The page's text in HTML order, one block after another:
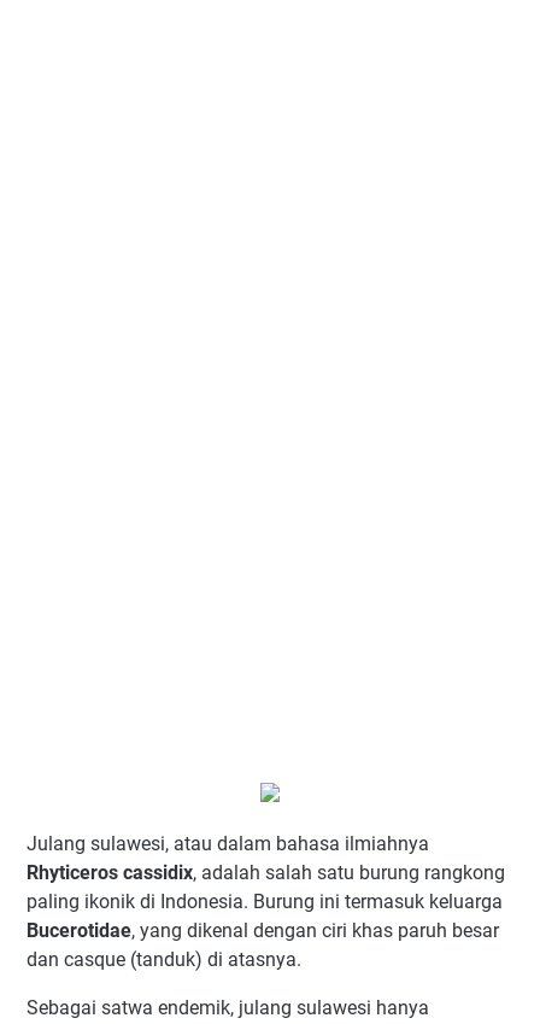
Julang sulawesi, atau dalam bahasa ilmiahnya
Rhyticeros cassidix, adalah salah satu burung rangkong
paling ikonik di Indonesia. Burung ini termasuk keluarga
Bucerotidae, yang dikenal dengan ciri khas paruh besar
dan casque (tanduk) di atasnya.
Sebagai satwa endemik, julang sulawesi hanya